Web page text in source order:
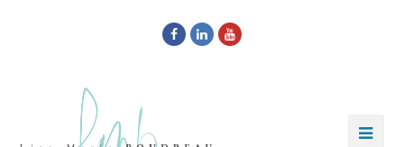
Facebook
LinkedInYoutube